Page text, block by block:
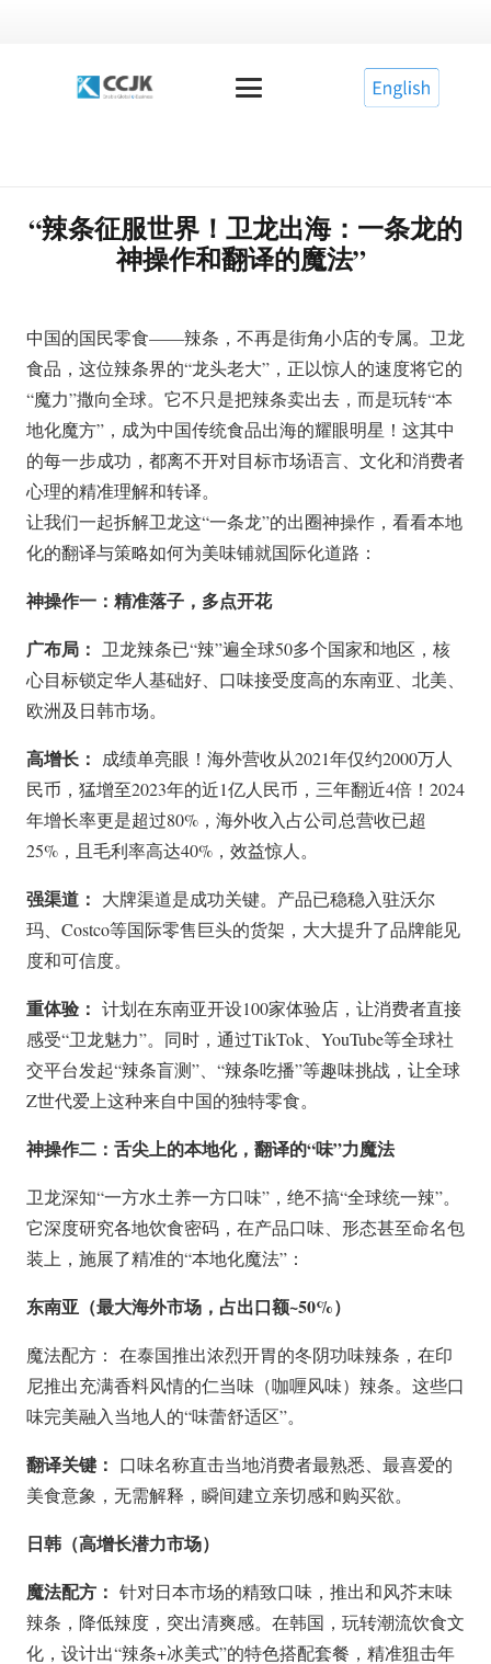
“辣条征服世界！卫龙出海：一条龙的
神操作和翻译的魔法”
中国的国民零食——辣条，不再是街角小店的专属。卫龙
食品，这位辣条界的“龙头老大”，正以惊人的速度将它的
“魔力”撒向全球。它不只是把辣条卖出去，而是玩转“本
地化魔方”，成为中国传统食品出海的耀眼明星！这其中
的每一步成功，都离不开对目标市场语言、文化和消费者
心理的精准理解和转译。
让我们一起拆解卫龙这“一条龙”的出圈神操作，看看本地
化的翻译与策略如何为美味铺就国际化道路：
神操作一：精准落子，多点开花
广布局： 卫龙辣条已“辣”遍全球50多个国家和地区，核
心目标锁定华人基础好、口味接受度高的东南亚、北美、
欧洲及日韩市场。
高增长：
成绩单亮眼！海外营收从2021年仅约2000万人
民币，猛增至2023年的近1亿人民币，三年翻近4倍！2024
年增长率更是超过80%，海外收入占公司总营收已超
25%，且毛利率高达40%，效益惊人。
强渠道： 大牌渠道是成功关键。产品已稳稳入驻沃尔
玛、Costco等国际零售巨头的货架，大大提升了品牌能见
度和可信度。
重体验： 计划在东南亚开设100家体验店，让消费者直接
感受“卫龙魅力”。同时，通过TikTok、YouTube等全球社
交平台发起“辣条盲测”、“辣条吃播”等趣味挑战，让全球
Z世代爱上这种来自中国的独特零食。
神操作二：舌尖上的本地化，翻译的“味”力魔法
卫龙深知“一方水土养一方口味”，绝不搞“全球统一辣”。
它深度研究各地饮食密码，在产品口味、形态甚至命名包
装上，施展了精准的“本地化魔法”：
东南亚（最大海外市场，占出口额~50%）
魔法配方： 在泰国推出浓烈开胃的冬阴功味辣条，在印
尼推出充满香料风情的仁当味（咖喱风味）辣条。这些口
味完美融入当地人的“味蕾舒适区”。
翻译关键： 口味名称直击当地消费者最熟悉、最喜爱的
美食意象，无需解释，瞬间建立亲切感和购买欲。
日韩（高增长潜力市场）
魔法配方： 针对日本市场的精致口味，推出和风芥末味
辣条，降低辣度，突出清爽感。在韩国，玩转潮流饮食文
化，设计出“辣条+冰美式”的特色搭配套餐，精准狙击年